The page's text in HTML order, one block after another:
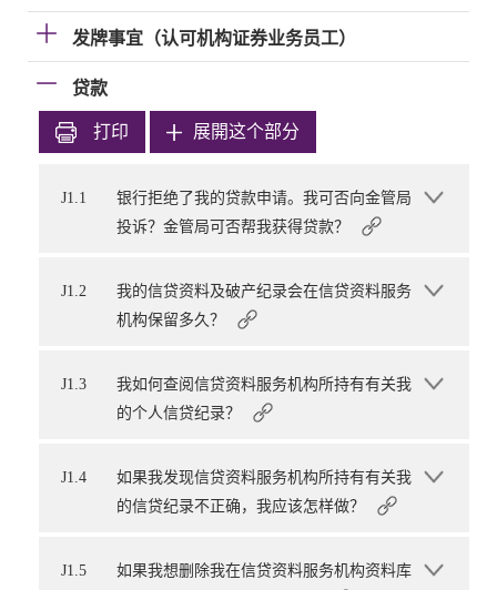
发牌事宜（认可机构证券业务员工）
贷款
打印 展開这个部分
J1.1
银行拒绝了我的贷款申请。我可否向金管局
投诉？金管局可否帮我获得贷款？
J1.2
我的信贷资料及破产纪录会在信贷资料服务
机构保留多久？
J1.3
我如何查阅信贷资料服务机构所持有有关我
的个人信贷纪录？
J1.4
如果我发现信贷资料服务机构所持有有关我
的信贷纪录不正确，我应该怎样做？
J1.5 如果我想删除我在信贷资料服务机构资料库